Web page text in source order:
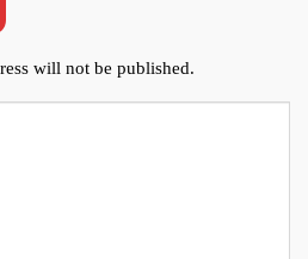
will not be published.